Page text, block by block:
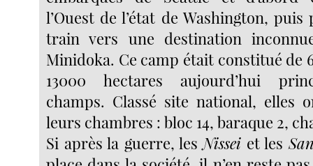
l’Ouest de l’état de Washington, puis
train vers une destination
Minidoka. Ce camp était constitué de
13000 hectares aujourd’hui
champs. Classé site national, elles
leurs chambres : bloc 14, baraque 2,
Si après la guerre, lesNissei et les